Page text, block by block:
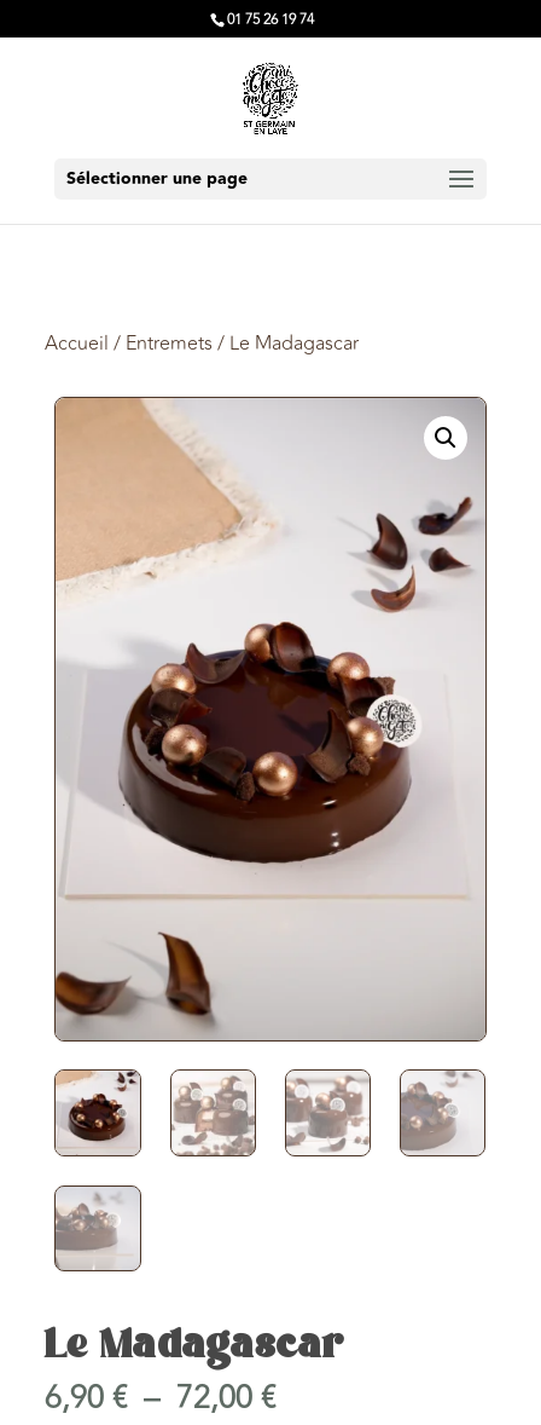
01 75 26 19 74
Sélectionner une page
Accueil / Entremets / Le Madagascar
Le Madagascar
6,90€ – 72,00€Plage